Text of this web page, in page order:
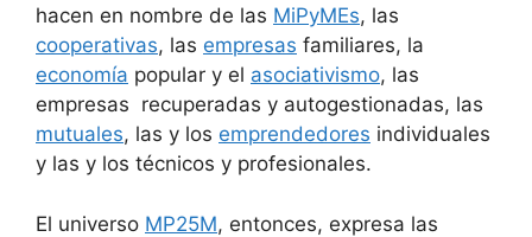
hacen en nombre de las MiPyMEs, las
cooperativas, las empresas familiares, la
economía popular y el asociativismo, las
empresas recuperadas y autogestionadas, las
mutuales, las y los emprendedores individuales
y las y los técnicos y profesionales.
El universo MP25M, entonces, expresa las